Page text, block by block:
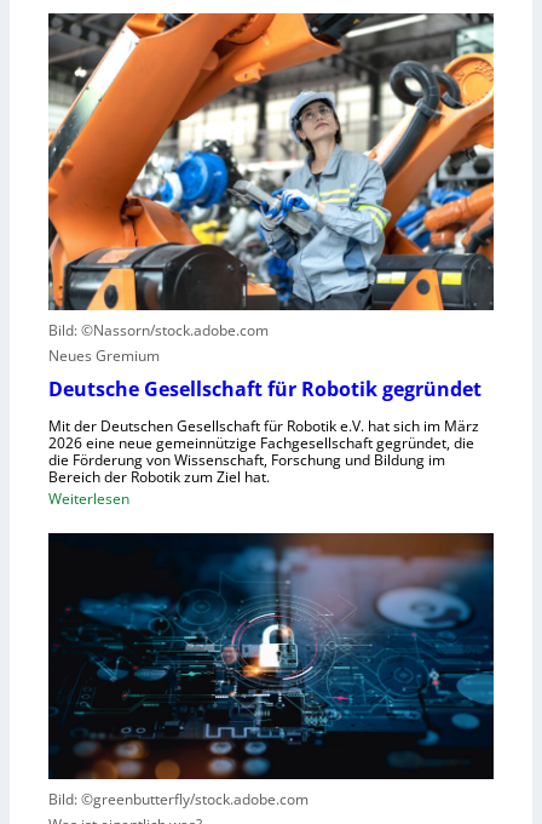
e
r
u
n
u
t
z
e
n
i
e
l
e
u
e
r
u
s
y
s
t
e
n
s
V
s
i
e
r
n
i
n
z
e
n
t
r
u
m
f
ü
R
o
b
t
e
n
t
s
t
e
h
Bild: ©Nassorn/stock.adobe.com
Neues Gremium
Deutsche Gesellschaft für Robotik gegründet
Mit der Deutschen Gesellschaft für Robotik e.V. hat sich im März
2026 eine neue gemeinnützige Fachgesellschaft gegründet, die
die Förderung von Wissenschaft, Forschung und Bildung im
Bereich der Robotik zum Ziel hat.
Weiterlesen:
t
s
c
h
e
G
e
s
e
Bild: ©greenbutterfly/stock.adobe.com